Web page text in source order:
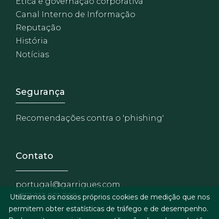
Canal Interno de Informação
Reputação
História
Notícias
Footer - Extranet y
Segurança
Recomendações contra o 'phishing'
Contato
portugal@garrigues.com
+351 213 821 200
Utilizamos os nossos próprios cookies de medição que nos
permitem obter estatísticas de tráfego e de desempenho.